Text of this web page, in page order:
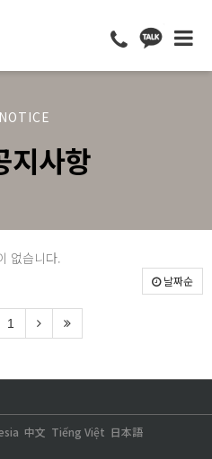
지사항
없습니다.
날짜순
1
日本語
Tiếng Việt
中文